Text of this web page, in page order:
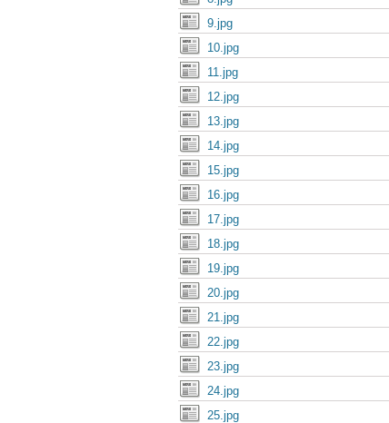
9.jpg
10.jpg
11.jpg
12.jpg
13.jpg
14.jpg
15.jpg
16.jpg
17.jpg
18.jpg
19.jpg
20.jpg
21.jpg
22.jpg
23.jpg
24.jpg
25.jpg